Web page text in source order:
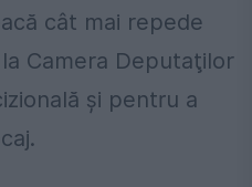
cât mai repede
Camera Deputaţilor
şi pentru a